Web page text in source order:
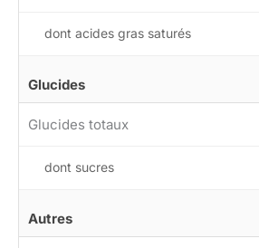
dont acides gras saturés
Glucides
Glucides totaux
dont sucres
Autres